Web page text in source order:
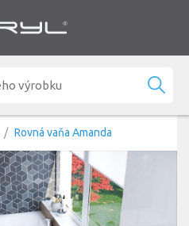
Rovná vaňa Amanda